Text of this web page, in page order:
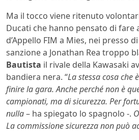
Ma il tocco viene ritenuto
Ducati che hanno pensato di fare
d’Appello FIM a Mies, nei presso
sanzione a Jonathan Rea troppo
Bautista il rivale della Kawasaki
bandiera nera. “La stessa cosa che
finire la gara. Anche perché non è
campionati, ma di sicurezza. Per
nulla– ha spiegato lo spagnolo -.
La commissione sicurezza non può